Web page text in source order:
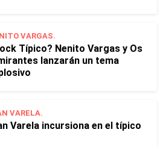
VARGAS.
Típico? Nenito Vargas y Os
lanzarán un tema
VARELA.
Varela incursiona en el típico